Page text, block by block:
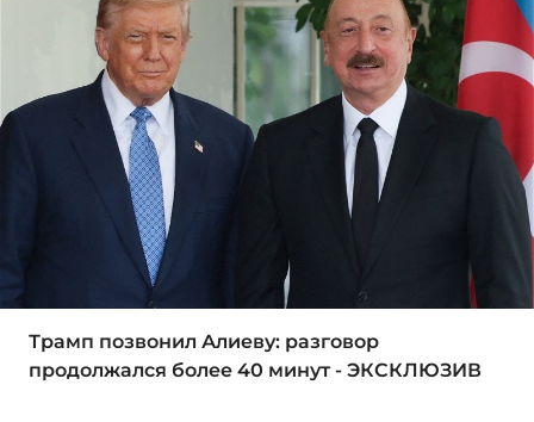
Трамп позвонил Алиеву: разговор
продолжался более 40 минут - ЭКСКЛЮЗИВ